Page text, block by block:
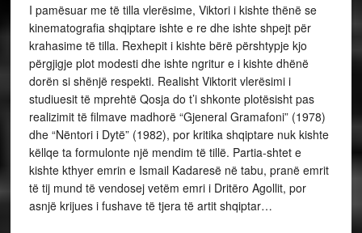
I pamësuar me të tilla vlerësime, Viktori i kishte thënë se
kinematografia shqiptare ishte e re dhe ishte shpejt për
krahasime të tilla. Rexhepit i kishte bërë përshtypje kjo
përgjigje plot modesti dhe ishte ngritur e i kishte dhënë
dorën si shënjë respekti. Realisht Viktorit vlerësimi i
studiuesit të mprehtë Qosja do t’i shkonte plotësisht pas
realizimit të filmave madhorë “Gjeneral Gramafoni” (1978)
dhe “Nëntori i Dytë” (1982), por kritika shqiptare nuk kishte
këllqe ta formulonte një mendim të tillë. Partia-shtet e
kishte kthyer emrin e Ismail Kadaresë në tabu, pranë emrit
të tij mund të vendosej vetëm emri i Dritëro Agollit, por
asnjë krijues i fushave të tjera të artit shqiptar…